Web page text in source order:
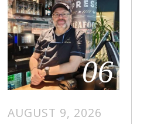
06
AUGUST 9, 2026